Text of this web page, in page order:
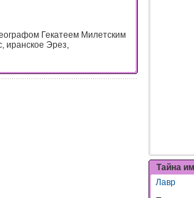
Гекатеем Милетским
иранское Эрез,
Тайна
Лавр